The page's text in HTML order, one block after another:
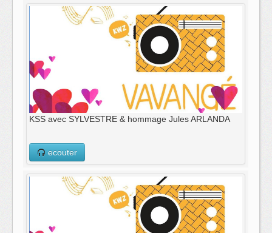
KSS avec SYLVESTRE & hommage Jules ARLANDA
ecouter